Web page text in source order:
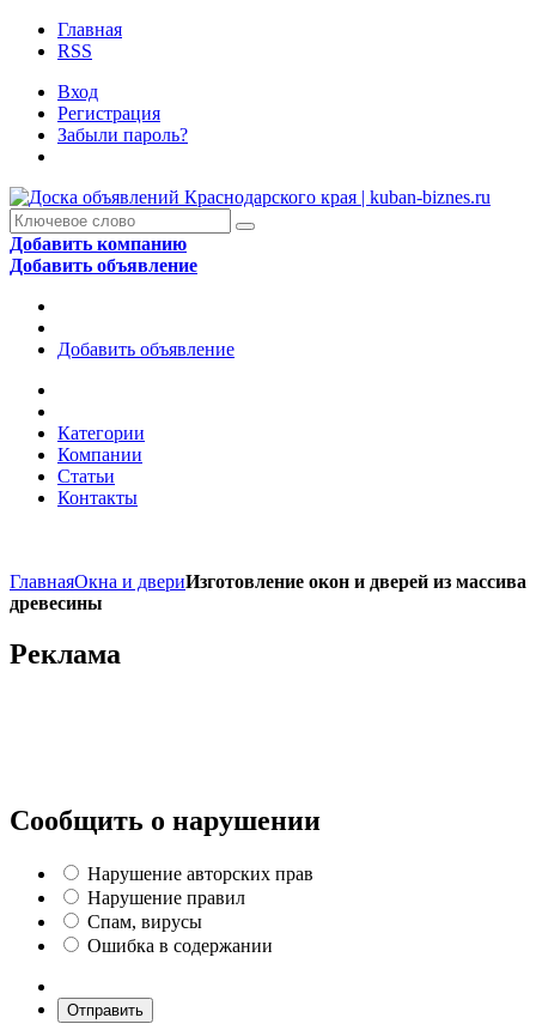
Главная
RSS
Вход
Регистрация
Забыли пароль?
Добавить компанию
Добавить объявление
Добавить объявление
Категории
Компании
Статьи
Контакты
ГлавнаяОкна и двериИзготовление окон и дверей из массива
древесины
Реклама
Сообщить о нарушении
Нарушение авторских прав
Нарушение правил
Спам, вирусы
Ошибка в содержании
Отправить